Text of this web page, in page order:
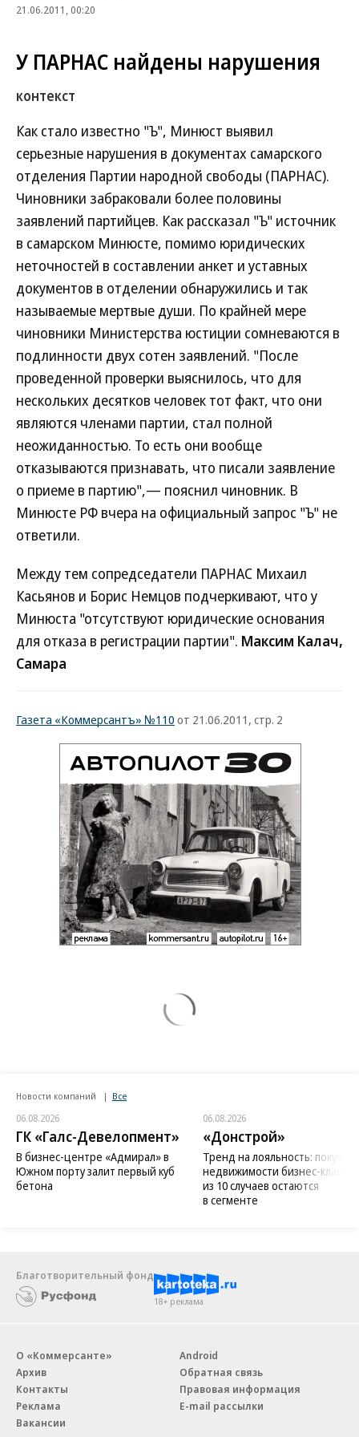
21.06.2011, 00:20
У ПАРНАС найдены нарушения
контекст
Как стало известно "Ъ", Минюст выявил
серьезные нарушения в документах самарского
отделения Партии народной свободы (ПАРНАС).
Чиновники забраковали более половины
заявлений партийцев. Как рассказал "Ъ" источник
в самарском Минюсте, помимо юридических
неточностей в составлении анкет и уставных
документов в отделении обнаружились и так
называемые мертвые души. По крайней мере
чиновники Министерства юстиции сомневаются в
подлинности двух сотен заявлений. "После
проведенной проверки выяснилось, что для
нескольких десятков человек тот факт, что они
являются членами партии, стал полной
неожиданностью. То есть они вообще
отказываются признавать, что писали заявление
о приеме в партию",— пояснил чиновник. В
Минюсте РФ вчера на официальный запрос "Ъ" не
ответили.
Между тем сопредседатели ПАРНАС Михаил
Касьянов и Борис Немцов подчеркивают, что у
Минюста "отсутствуют юридические основания
для отказа в регистрации партии". Максим Калач,
Самара
Газета «Коммерсантъ» №110 от 21.06.2011, стр. 2
Новости компаний Все
06.08.2026
ГК «Галс-Девелопмент»
В бизнес-центре «Адмирал» в
Южном порту залит первый куб
бетона
06.08.2026
«Донстрой»
Тренд на лояльность:
недвижимости бизнес-класса
из 10 случаев остаются
в сегменте
Благотворительный фонд
18+ реклама
О «Коммерсанте»
Архив
Контакты
Реклама
Вакансии
Android
Обратная связь
Правовая информация
E-mail рассылки